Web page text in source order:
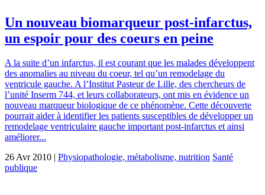
Un nouveau biomarqueur post-infarctus,
un espoir pour des coeurs en peine
A la suite d’un infarctus, il est courant que les malades développent
des anomalies au niveau du coeur, tel qu’un remodelage du
ventricule gauche. A l’Institut Pasteur de Lille, des chercheurs de
l’unité Inserm 744, et leurs collaborateurs, ont mis en évidence un
nouveau marqueur biologique de ce phénomène. Cette découverte
pourrait aider à identifier les patients susceptibles de développer un
remodelage ventriculaire gauche important post-infarctus et ainsi
améliorer...
26 Avr 2010 | Physiopathologie, métabolisme, nutrition Santé
publique